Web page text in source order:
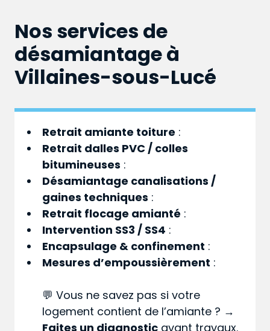
Nos services de
désamiantage à
Villaines-sous-Lucé
Retrait amiante toiture :
Retrait dalles PVC / colles
bitumineuses :
Désamiantage canalisations /
gaines techniques :
Retrait flocage amianté :
Intervention SS3 / SS4 :
Encapsulage & confinement :
Mesures d’empoussièrement :
💬 Vous ne savez pas si votre
logement contient de l’amiante ? →
Faites un diagnostic avant travaux.